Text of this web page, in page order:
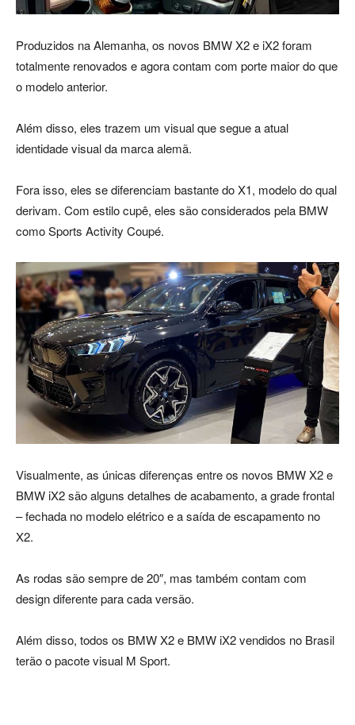
Produzidos na Alemanha, os novos BMW X2 e iX2 foram
totalmente renovados e agora contam com porte maior do que
o modelo anterior.
Além disso, eles trazem um visual que segue a atual
identidade visual da marca alemã.
Fora isso, eles se diferenciam bastante do X1, modelo do qual
derivam. Com estilo cupê, eles são considerados pela BMW
como Sports Activity Coupé.
Visualmente, as únicas diferenças entre os novos BMW X2 e
BMW iX2 são alguns detalhes de acabamento, a grade frontal
– fechada no modelo elétrico e a saída de escapamento no
X2.
As rodas são sempre de 20″, mas também contam com
design diferente para cada versão.
Além disso, todos os BMW X2 e BMW iX2 vendidos no Brasil
terão o pacote visual M Sport.